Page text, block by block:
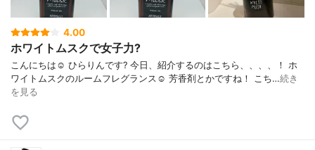
4.00
ホワイトムスクで女子力?
こんにちは☺️ ひらりんです? 今日、紹介するのはこちら、、、、！ ホ
ワイトムスクのルームフレグランス☺️ 芳香剤とかですね！ こち…続き
を見る